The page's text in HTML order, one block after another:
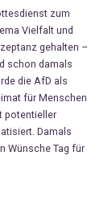
zum
Vielfalt und
gehalten –
schon damals
die AfD als
für Menschen
potentieller
Damals
Wünsche Tag für